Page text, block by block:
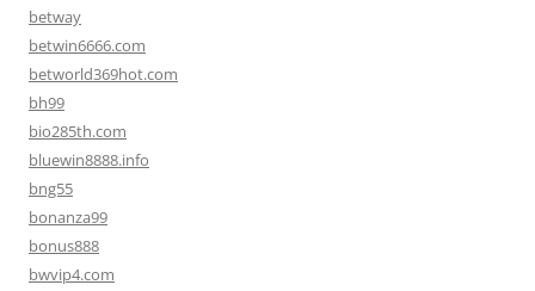
betway
betwin6666.com
betworld369hot.com
bh99
bio285th.com
bluewin8888.info
bng55
bonanza99
bonus888
bwvip4.com